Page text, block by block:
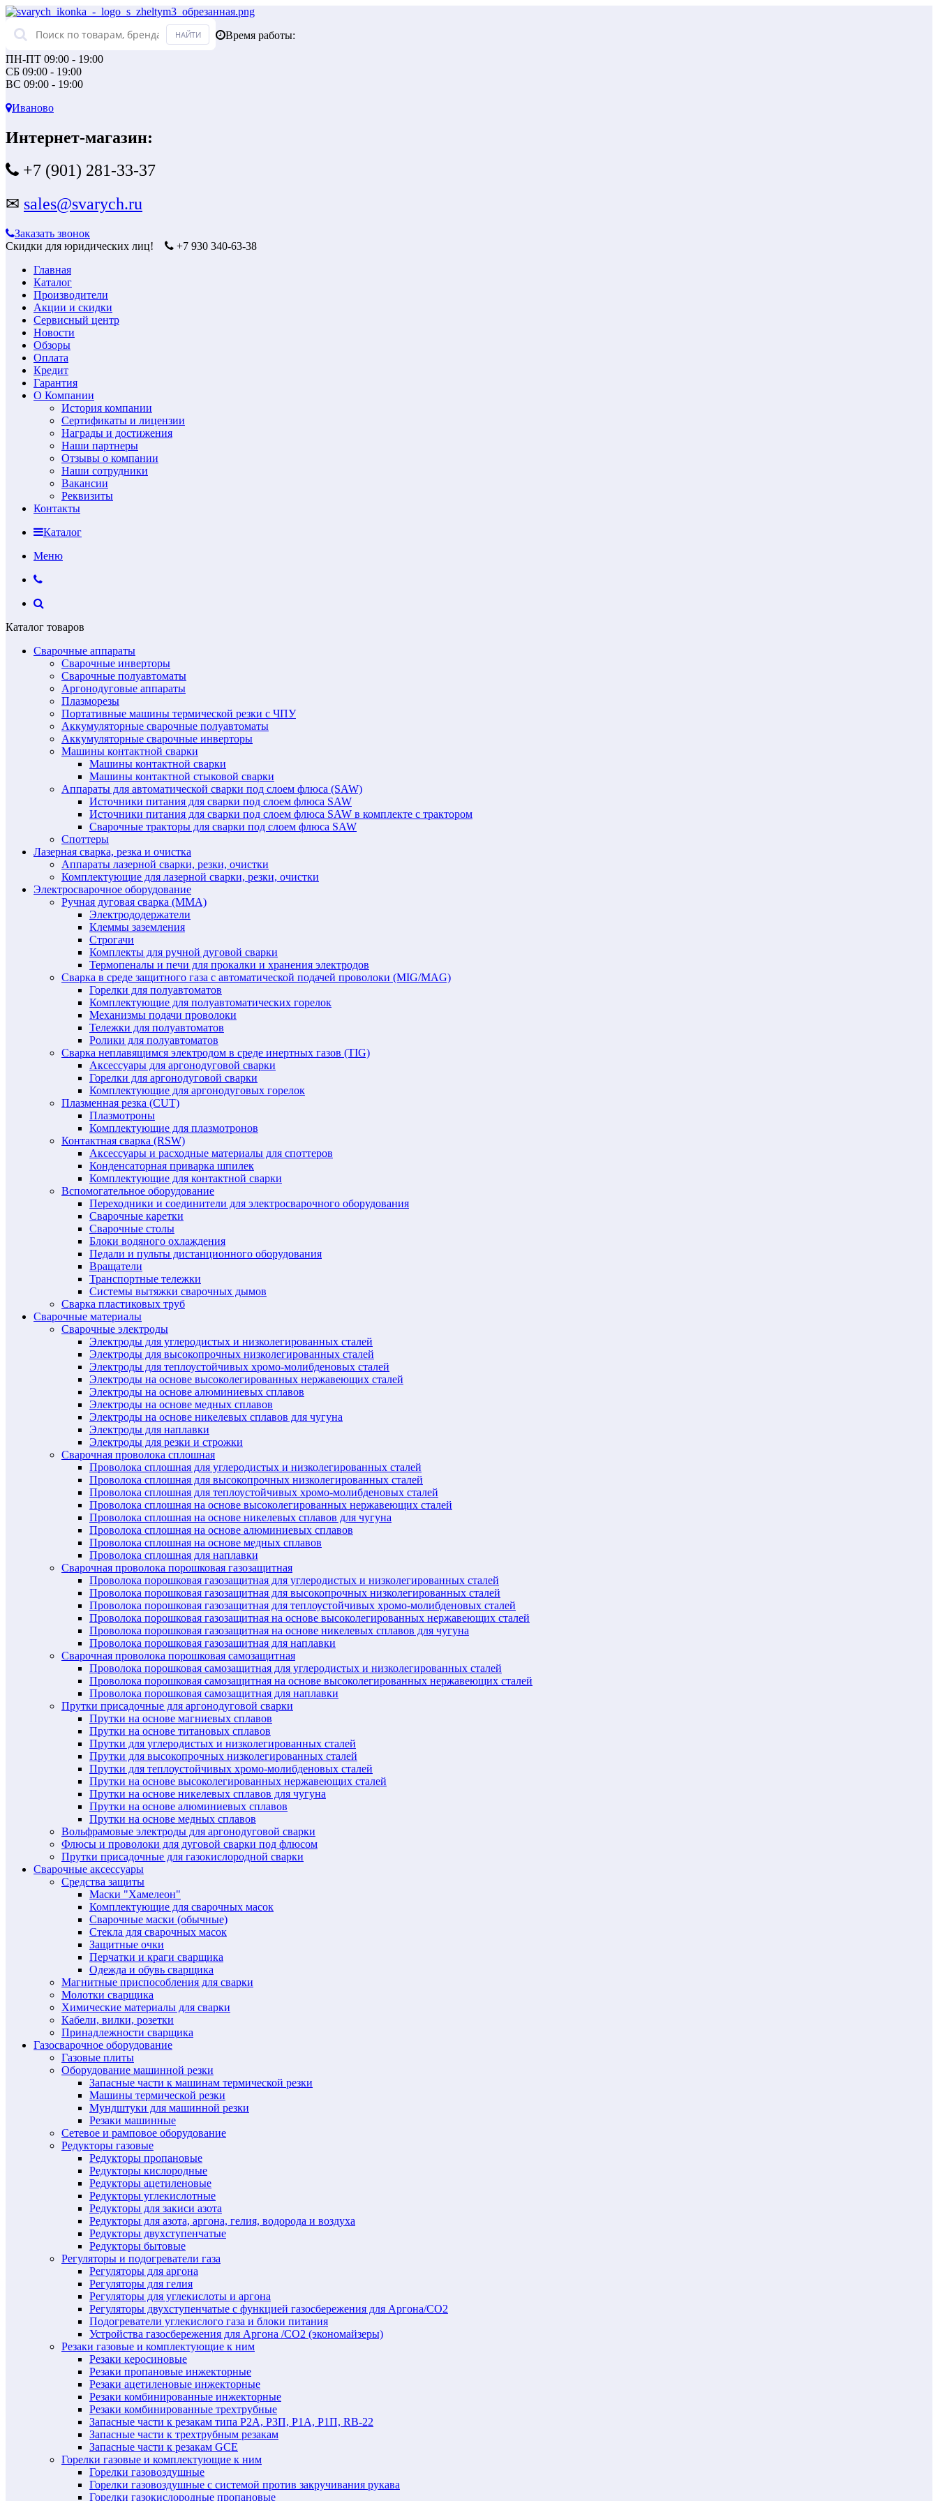
Время работы:
ПН-ПТ 09:00 - 19:00
СБ 09:00 - 19:00
ВС 09:00 - 19:00
Иваново
Интернет-магазин:
+7 (901) 281-33-37
✉ sales@svarych.ru
Заказать звонок
Скидки для юридических лиц!
+7 930 340-63-38
Главная
Каталог
Производители
Акции и скидки
Сервисный центр
Новости
Обзоры
Оплата
Кредит
Гарантия
О Компании
История компании
Сертификаты и лицензии
Награды и достижения
Наши партнеры
Отзывы о компании
Наши сотрудники
Вакансии
Реквизиты
Контакты
Каталог
Меню
Каталог товаров
Сварочные аппараты
Сварочные инверторы
Сварочные полуавтоматы
Аргонодуговые аппараты
Плазморезы
Портативные машины термической резки с ЧПУ
Аккумуляторные сварочные полуавтоматы
Аккумуляторные сварочные инверторы
Машины контактной сварки
Машины контактной сварки
Машины контактной стыковой сварки
Аппараты для автоматической сварки под слоем флюса (SAW)
Источники питания для сварки под слоем флюса SAW
Источники питания для сварки под слоем флюса SAW в комплекте с трактором
Сварочные тракторы для сварки под слоем флюса SAW
Споттеры
Лазерная сварка, резка и очистка
Аппараты лазерной сварки, резки, очистки
Комплектующие для лазерной сварки, резки, очистки
Электросварочное оборудование
Ручная дуговая сварка (MMA)
Электрододержатели
Клеммы заземления
Строгачи
Комплекты для ручной дуговой сварки
Термопеналы и печи для прокалки и хранения электродов
Сварка в среде защитного газа с автоматической подачей проволоки (MIG/MAG)
Горелки для полуавтоматов
Комплектующие для полуавтоматических горелок
Механизмы подачи проволоки
Тележки для полуавтоматов
Ролики для полуавтоматов
Сварка неплавящимся электродом в среде инертных газов (TIG)
Аксессуары для аргонодуговой сварки
Горелки для аргонодуговой сварки
Комплектующие для аргонодуговых горелок
Плазменная резка (CUT)
Плазмотроны
Комплектующие для плазмотронов
Контактная сварка (RSW)
Аксессуары и расходные материалы для споттеров
Конденсаторная приварка шпилек
Комплектующие для контактной сварки
Вспомогательное оборудование
Переходники и соединители для электросварочного оборудования
Сварочные каретки
Сварочные столы
Блоки водяного охлаждения
Педали и пульты дистанционного оборудования
Вращатели
Транспортные тележки
Системы вытяжки сварочных дымов
Сварка пластиковых труб
Сварочные материалы
Сварочные электроды
Электроды для углеродистых и низколегированных сталей
Электроды для высокопрочных низколегированных сталей
Электроды для теплоустойчивых хромо-молибденовых сталей
Электроды на основе высоколегированных нержавеющих сталей
Электроды на основе алюминиевых сплавов
Электроды на основе медных сплавов
Электроды на основе никелевых сплавов для чугуна
Электроды для наплавки
Электроды для резки и строжки
Сварочная проволока сплошная
Проволока сплошная для углеродистых и низколегированных сталей
Проволока сплошная для высокопрочных низколегированных сталей
Проволока сплошная для теплоустойчивых хромо-молибденовых сталей
Проволока сплошная на основе высоколегированных нержавеющих сталей
Проволока сплошная на основе никелевых сплавов для чугуна
Проволока сплошная на основе алюминиевых сплавов
Проволока сплошная на основе медных сплавов
Проволока сплошная для наплавки
Сварочная проволока порошковая газозащитная
Проволока порошковая газозащитная для углеродистых и низколегированных сталей
Проволока порошковая газозащитная для высокопрочных низколегированных сталей
Проволока порошковая газозащитная для теплоустойчивых хромо-молибденовых сталей
Проволока порошковая газозащитная на основе высоколегированных нержавеющих сталей
Проволока порошковая газозащитная на основе никелевых сплавов для чугуна
Проволока порошковая газозащитная для наплавки
Сварочная проволока порошковая самозащитная
Проволока порошковая самозащитная для углеродистых и низколегированных сталей
Проволока порошковая самозащитная на основе высоколегированных нержавеющих сталей
Проволока порошковая самозащитная для наплавки
Прутки присадочные для аргонодуговой сварки
Прутки на основе магниевых сплавов
Прутки на основе титановых сплавов
Прутки для углеродистых и низколегированных сталей
Прутки для высокопрочных низколегированных сталей
Прутки для теплоустойчивых хромо-молибденовых сталей
Прутки на основе высоколегированных нержавеющих сталей
Прутки на основе никелевых сплавов для чугуна
Прутки на основе алюминиевых сплавов
Прутки на основе медных сплавов
Вольфрамовые электроды для аргонодуговой сварки
Флюсы и проволоки для дуговой сварки под флюсом
Прутки присадочные для газокислородной сварки
Сварочные аксессуары
Средства защиты
Маски "Хамелеон"
Комплектующие для сварочных масок
Сварочные маски (обычные)
Стекла для сварочных масок
Защитные очки
Перчатки и краги сварщика
Одежда и обувь сварщика
Магнитные приспособления для сварки
Молотки сварщика
Химические материалы для сварки
Кабели, вилки, розетки
Принадлежности сварщика
Газосварочное оборудование
Газовые плиты
Оборудование машинной резки
Запасные части к машинам термической резки
Машины термической резки
Мундштуки для машинной резки
Резаки машинные
Сетевое и рамповое оборудование
Редукторы газовые
Редукторы пропановые
Редукторы кислородные
Редукторы ацетиленовые
Редукторы углекислотные
Редукторы для закиси азота
Редукторы для азота, аргона, гелия, водорода и воздуха
Редукторы двухступенчатые
Редукторы бытовые
Регуляторы и подогреватели газа
Регуляторы для аргона
Регуляторы для гелия
Регуляторы для углекислоты и аргона
Регуляторы двухступенчатые c функцией газосбережения для Аргона/СО2
Подогреватели углекислого газа и блоки питания
Устройства газосбережения для Аргона /СО2 (экономайзеры)
Резаки газовые и комплектующие к ним
Резаки керосиновые
Резаки пропановые инжекторные
Резаки ацетиленовые инжекторные
Резаки комбинированные инжекторные
Резаки комбинированные трехтрубные
Запасные части к резакам типа Р2А, Р3П, Р1А, Р1П, RB-22
Запасные части к трехтрубным резакам
Запасные части к резакам GCE
Горелки газовые и комплектующие к ним
Горелки газовоздушные
Горелки газовоздушные с системой против закручивания рукава
Горелки газокислородные пропановые